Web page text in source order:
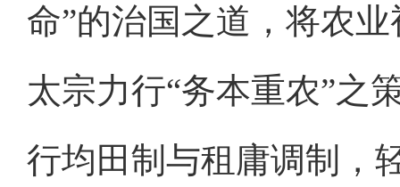
命”的治国之道，将农
太宗力行“务本重农”之
行均田制与租庸调制，